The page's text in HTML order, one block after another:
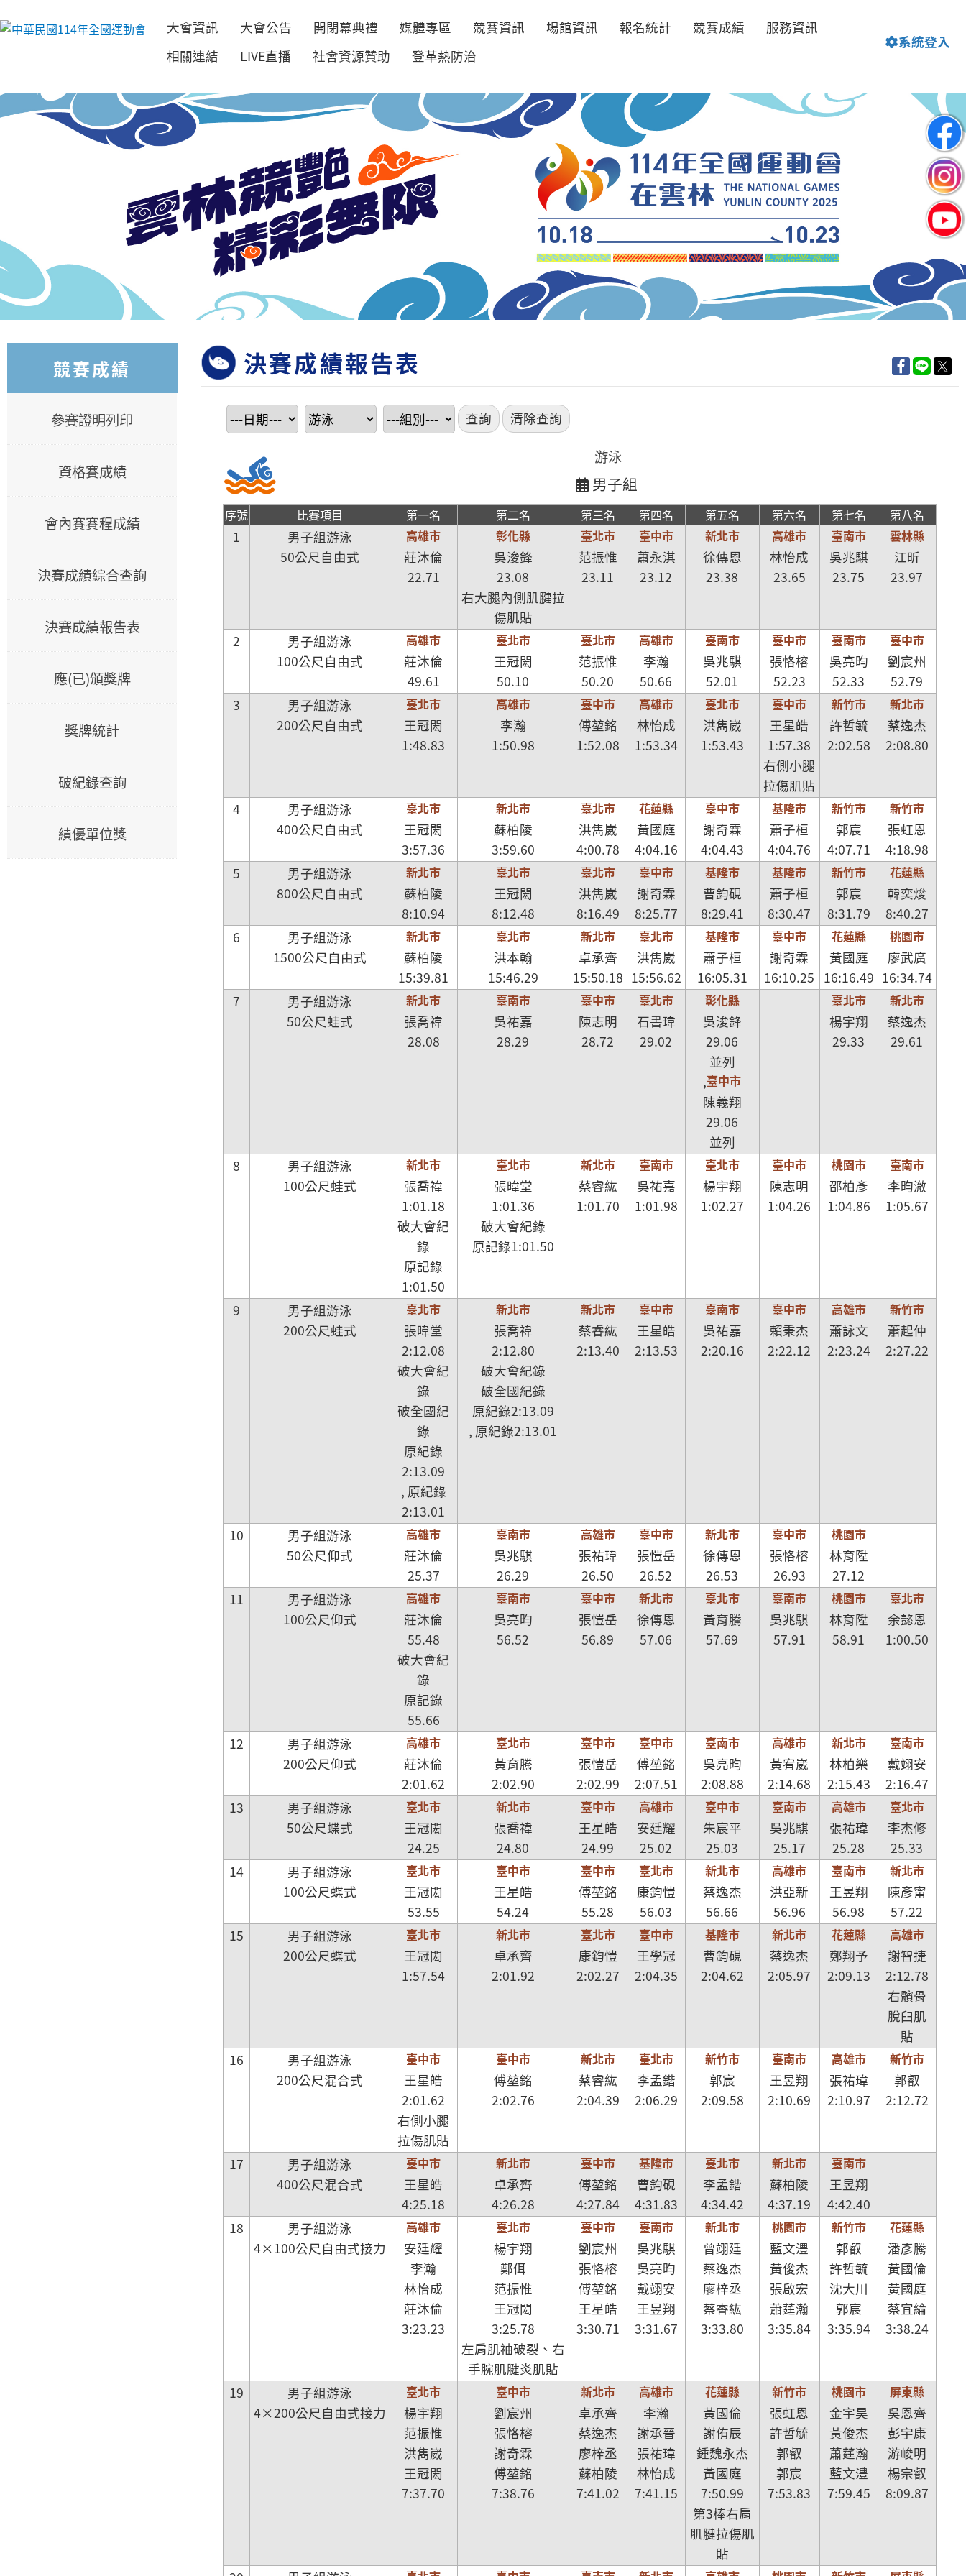
跳到主要內容
大會資訊 大會公告 開閉幕典禮 媒體專區 競賽資訊 場館資訊 報名統計 競賽成績
服務資訊
相關連結
LIVE直播 社會資源贊助 登革熱防治
系統登入
競賽成績
參賽證明列印
資格賽成績
會內賽賽程成績
決賽成績綜合查詢
決賽成績報告表
應(已)頒獎牌
獎牌統計
破紀錄查詢
績優單位獎
決賽成績報告表
游泳
男子組
序號 比賽項目 第一名 第二名 第三名 第四名 第五名 第六名 第七名 第八名
1
男子組游泳
50公尺自由式
高雄市
莊沐倫
22.71
彰化縣
吳浚鋒
23.08
右大腿內側肌腱拉
傷肌貼
臺北市
范振惟
23.11
臺中市
蕭永淇
23.12
新北市
徐傳恩
23.38
高雄市
林怡成
23.65
臺南市
吳兆騏
23.75
雲林縣
江昕
23.97
2
男子組游泳
100公尺自由式
高雄市
莊沐倫
49.61
臺北市
王冠閎
50.10
臺北市
范振惟
50.20
高雄市
李瀚
50.66
臺南市
吳兆騏
52.01
臺中市
張恪榕
52.23
臺南市
吳亮昀
52.33
臺中市
劉宸州
52.79
3
男子組游泳
200公尺自由式
臺北市
王冠閎
1:48.83
高雄市
李瀚
1:50.98
臺中市
傅堃銘
1:52.08
高雄市
林怡成
1:53.34
臺北市
洪雋崴
1:53.43
臺中市
王星皓
1:57.38
右側小腿
拉傷肌貼
新竹市
許哲毓
2:02.58
新北市
蔡逸杰
2:08.80
4
男子組游泳
400公尺自由式
臺北市
王冠閎
3:57.36
新北市
蘇柏陵
3:59.60
臺北市
洪雋崴
4:00.78
花蓮縣
黃國庭
4:04.16
臺中市
謝奇霖
4:04.43
基隆市
蕭子桓
4:04.76
新竹市
郭宸
4:07.71
新竹市
張虹恩
4:18.98
5
男子組游泳
800公尺自由式
新北市
蘇柏陵
8:10.94
臺北市
王冠閎
8:12.48
臺北市
洪雋崴
8:16.49
臺中市
謝奇霖
8:25.77
基隆市
曹鈞硯
8:29.41
基隆市
蕭子桓
8:30.47
新竹市
郭宸
8:31.79
花蓮縣
韓奕焌
8:40.27
6
男子組游泳
1500公尺自由式
新北市
蘇柏陵
15:39.81
臺北市
洪本翰
15:46.29
新北市
卓承齊
15:50.18
臺北市
洪雋崴
15:56.62
基隆市
蕭子桓
16:05.31
臺中市
謝奇霖
16:10.25
花蓮縣
黃國庭
16:16.49
桃園市
廖武廣
16:34.74
7
男子組游泳
50公尺蛙式
新北市
張喬禕
28.08
臺南市
吳祐嘉
28.29
臺中市
陳志明
28.72
臺北市
石書瑋
29.02
彰化縣
吳浚鋒
29.06
並列
,臺中市
陳義翔
29.06
並列
臺北市
楊宇翔
29.33
新北市
蔡逸杰
29.61
8
男子組游泳
100公尺蛙式
新北市
張喬禕
1:01.18
破大會紀
錄
原記錄
1:01.50
臺北市
張暐堂
1:01.36
破大會紀錄
原記錄1:01.50
新北市
蔡睿紘
1:01.70
臺南市
吳祐嘉
1:01.98
臺北市
楊宇翔
1:02.27
臺中市
陳志明
1:04.26
桃園市
邵柏彥
1:04.86
臺南市
李昀澈
1:05.67
9
男子組游泳
200公尺蛙式
臺北市
張暐堂
2:12.08
破大會紀
錄
破全國紀
錄
原紀錄
2:13.09
, 原紀錄
2:13.01
新北市
張喬禕
2:12.80
破大會紀錄
破全國紀錄
原紀錄2:13.09
, 原紀錄2:13.01
新北市
蔡睿紘
2:13.40
臺中市
王星皓
2:13.53
臺南市
吳祐嘉
2:20.16
臺中市
賴秉杰
2:22.12
高雄市
蕭詠文
2:23.24
新竹市
蕭起仲
2:27.22
10
男子組游泳
50公尺仰式
高雄市
莊沐倫
25.37
臺南市
吳兆騏
26.29
高雄市
張祐瑋
26.50
臺中市
張愷岳
26.52
新北市
徐傳恩
26.53
臺中市
張恪榕
26.93
桃園市
林育陞
27.12
11
男子組游泳
100公尺仰式
高雄市
莊沐倫
55.48
破大會紀
錄
原記錄
55.66
臺南市
吳亮昀
56.52
臺中市
張愷岳
56.89
新北市
徐傳恩
57.06
臺北市
黃育騰
57.69
臺南市
吳兆騏
57.91
桃園市
林育陞
58.91
臺北市
余懿恩
1:00.50
12
男子組游泳
200公尺仰式
高雄市
莊沐倫
2:01.62
臺北市
黃育騰
2:02.90
臺中市
張愷岳
2:02.99
臺中市
傅堃銘
2:07.51
臺南市
吳亮昀
2:08.88
高雄市
黃宥崴
2:14.68
新北市
林柏樂
2:15.43
臺南市
戴翊安
2:16.47
13
男子組游泳
50公尺蝶式
臺北市
王冠閎
24.25
新北市
張喬禕
24.80
臺中市
王星皓
24.99
高雄市
安廷耀
25.02
臺中市
朱宸平
25.03
臺南市
吳兆騏
25.17
高雄市
張祐瑋
25.28
臺北市
李杰修
25.33
14
男子組游泳
100公尺蝶式
臺北市
王冠閎
53.55
臺中市
王星皓
54.24
臺中市
傅堃銘
55.28
臺北市
康鈞愷
56.03
新北市
蔡逸杰
56.66
高雄市
洪亞新
56.96
臺南市
王昱翔
56.98
新北市
陳彥甯
57.22
15
男子組游泳
200公尺蝶式
臺北市
王冠閎
1:57.54
新北市
卓承齊
2:01.92
臺北市
康鈞愷
2:02.27
臺中市
王學冠
2:04.35
基隆市
曹鈞硯
2:04.62
新北市
蔡逸杰
2:05.97
花蓮縣
鄭翔予
2:09.13
高雄市
謝智捷
2:12.78
右髕骨
脫臼肌
貼
16
男子組游泳
200公尺混合式
臺中市
王星皓
2:01.62
右側小腿
拉傷肌貼
臺中市
傅堃銘
2:02.76
新北市
蔡睿紘
2:04.39
臺北市
李孟鍇
2:06.29
新竹市
郭宸
2:09.58
臺南市
王昱翔
2:10.69
高雄市
張祐瑋
2:10.97
新竹市
郭叡
2:12.72
17
男子組游泳
400公尺混合式
臺中市
王星皓
4:25.18
新北市
卓承齊
4:26.28
臺中市
傅堃銘
4:27.84
基隆市
曹鈞硯
4:31.83
臺北市
李孟鍇
4:34.42
新北市
蘇柏陵
4:37.19
臺南市
王昱翔
4:42.40
18
男子組游泳
4×100公尺自由式接力
高雄市
安廷耀
李瀚
林怡成
莊沐倫
3:23.23
臺北市
楊宇翔
鄭佴
范振惟
王冠閎
3:25.78
左肩肌袖破裂、右
手腕肌腱炎肌貼
臺中市
劉宸州
張恪榕
傅堃銘
王星皓
3:30.71
臺南市
吳兆騏
吳亮昀
戴翊安
王昱翔
3:31.67
新北市
曾翊廷
蔡逸杰
廖梓丞
蔡睿紘
3:33.80
桃園市
藍文澧
黃俊杰
張啟宏
蕭莛瀚
3:35.84
新竹市
郭叡
許哲毓
沈大川
郭宸
3:35.94
花蓮縣
潘彥騰
黃國倫
黃國庭
蔡宜綸
3:38.24
19
男子組游泳
4×200公尺自由式接力
臺北市
楊宇翔
范振惟
洪雋崴
王冠閎
7:37.70
臺中市
劉宸州
張恪榕
謝奇霖
傅堃銘
7:38.76
新北市
卓承齊
蔡逸杰
廖梓丞
蘇柏陵
7:41.02
高雄市
李瀚
謝承晉
張祐瑋
林怡成
7:41.15
花蓮縣
黃國倫
謝侑辰
鍾魏永杰
黃國庭
7:50.99
第3棒右肩
肌腱拉傷肌
貼
新竹市
張虹恩
許哲毓
郭叡
郭宸
7:53.83
桃園市
金宇昊
黃俊杰
蕭莛瀚
藍文澧
7:59.45
屏東縣
吳恩齊
彭宇康
游峻明
楊宗叡
8:09.87